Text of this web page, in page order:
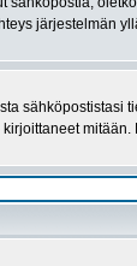
järjestelmän